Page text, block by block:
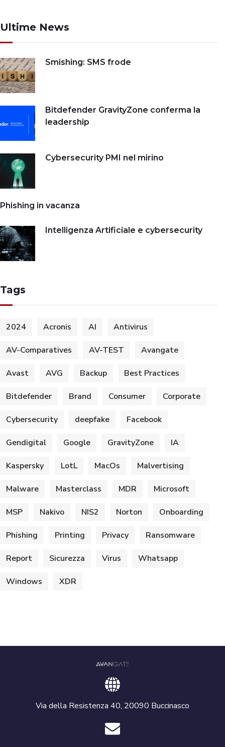
Ultime News
Smishing: SMS frode
Bitdefender GravityZone conferma la
leadership
Cybersecurity PMI nel mirino
Phishing in vacanza
Intelligenza Artificiale e cybersecurity
Tags
2024 Acronis AI Antivirus
AV-Comparatives AV-TEST Avangate
Avast AVG Backup Best Practices
Bitdefender Brand Consumer Corporate
Cybersecurity deepfake Facebook
Gendigital Google GravityZone IA
Kaspersky LotL MacOs Malvertising
Malware Masterclass MDR Microsoft
MSP Nakivo NIS2 Norton Onboarding
Phishing Printing Privacy Ransomware
Report Sicurezza Virus Whatsapp
Windows XDR
Via della Resistenza 40, 20090 Buccinasco